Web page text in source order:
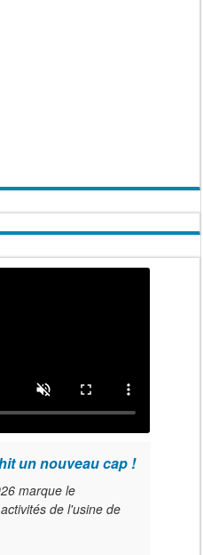
un nouveau cap !
marque le
de l'usine de